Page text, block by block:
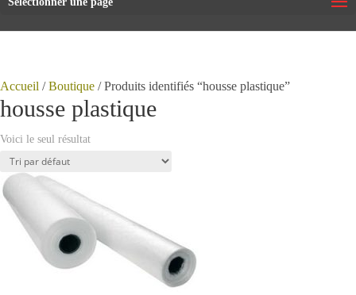
Accueil /Boutique / Produits identifiés “housse plastique”
housse plastique
Voici le seul résultat